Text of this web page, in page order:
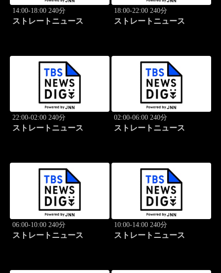
14:00-18:00 240分
ストレートニュース
18:00-22:00 240分
ストレートニュース
22:00-02:00 240分
ストレートニュース
02:00-06:00 240分
ストレートニュース
06:00-10:00 240分
ストレートニュース
10:00-14:00 240分
ストレートニュース